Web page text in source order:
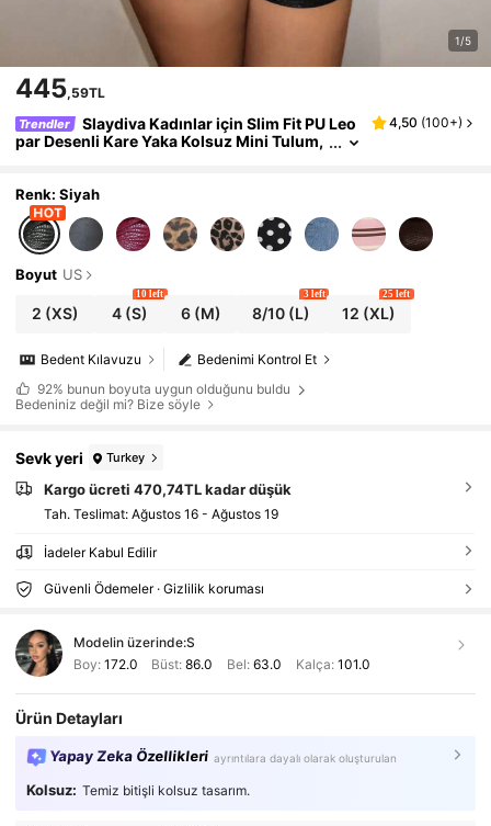
1/5
445,59TL
Trendler
Slaydiva Kadınlar için Slim Fit PU Leo
par Desenli Kare Yaka Kolsuz Mini Tulum,
4,50 (100+)
Renk: Siyah
Boyut US
2 (XS) 4(S)
10 left
6(M) 8/10 (L)
3 left
12 (XL)
25 left
Bedenimi Kontrol Et
Bedent Kılavuzu
92% bunun boyuta uygun olduğunu buldu
Bedeniniz değil mi? Bize söyle
Sevk yeri Turkey
Kargo ücreti 470,74TL kadar düşük
Tah. Teslimat: Ağustos 16 - Ağustos 19
İadeler Kabul Edilir
Güvenli Ödemeler · Gizlilik koruması
Modelin üzerinde:S
Boy: 172.0 Büst:86.0 Bel: 63.0 Kalça: 101.0
Ürün Detayları
Yapay Zeka Özellikleri ayrıntılara dayalı olarak oluşturulan
Kolsuz: Temiz bitişli kolsuz tasarım.